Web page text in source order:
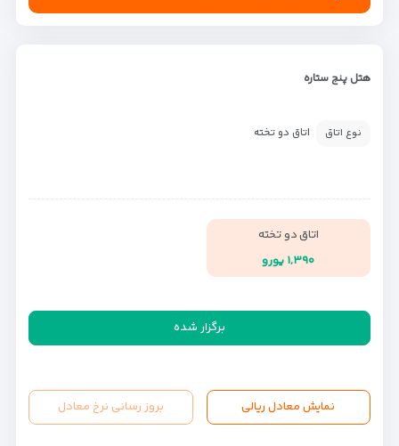
هتل پنج ستاره
نوع اتاق اتاق دو تخته
اتاق دو تخته
۱,۳۹۰ یورو
برگزار شده
نمایش معادل ریالی بروز رسانی نرخ معادل